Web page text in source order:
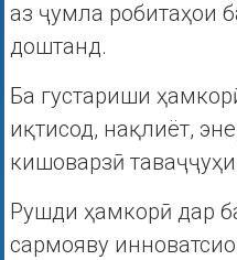
аз ҷумла робитаҳои
доштанд.
Ба густариши
иқтисод, нақлиёт,
кишоварзӣ
Рушди ҳамкорӣ дар
сармояву